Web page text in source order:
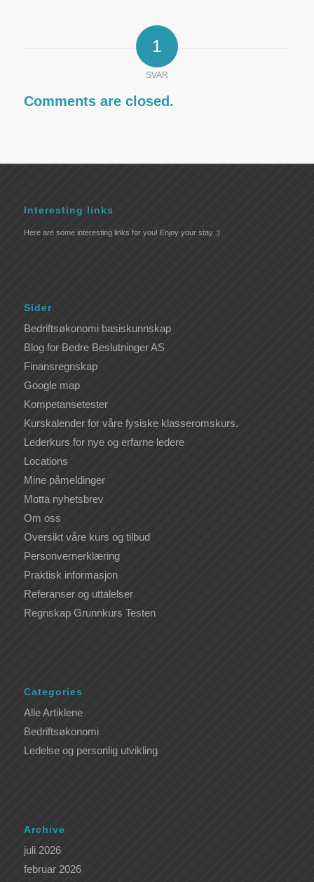
1
SVAR
Comments are closed.
Interesting links
Here are some interesting links for you! Enjoy your stay :)
Sider
Bedriftsøkonomi basiskunnskap
Blog for Bedre Beslutninger AS
Finansregnskap
Google map
Kompetansetester
Kurskalender for våre fysiske klasseromskurs.
Lederkurs for nye og erfarne ledere
Locations
Mine påmeldinger
Motta nyhetsbrev
Om oss
Oversikt våre kurs og tilbud
Personvernerklæring
Praktisk informasjon
Referanser og uttalelser
Regnskap Grunnkurs Testen
Categories
Alle Artiklene
Bedriftsøkonomi
Ledelse og personlig utvikling
Archive
juli 2026
februar 2026